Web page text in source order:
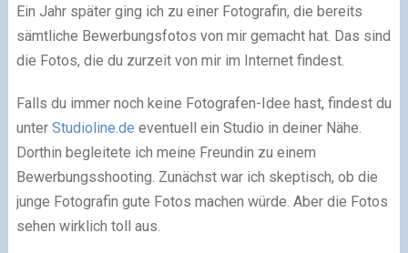
Ein Jahr später ging ich zu einer Fotografin, die bereits
sämtliche Bewerbungsfotos von mir gemacht hat. Das sind
die Fotos, die du zurzeit von mir im Internet findest.
Falls du immer noch keine Fotografen-Idee hast, findest du
unter Studioline.de eventuell ein Studio in deiner Nähe.
Dorthin begleitete ich meine Freundin zu einem
Bewerbungsshooting. Zunächst war ich skeptisch, ob die
junge Fotografin gute Fotos machen würde. Aber die Fotos
sehen wirklich toll aus.